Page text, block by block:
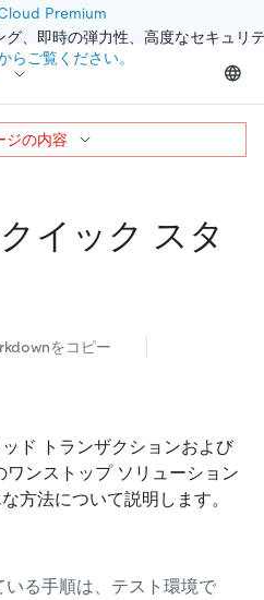
Premium
、即時の弾力性、高度なセキュリ
らご覧ください。
イック スタ
をコピー
ド トランザクションおよび
ワンストップ ソリューション
方法について説明します。
る手順は、テスト環境で
ジの内容